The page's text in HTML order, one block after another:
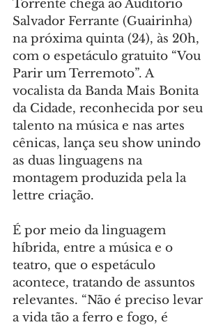
Torrente chega ao Auditório
Salvador Ferrante (Guairinha)
na próxima quinta (24), às 20h,
com o espetáculo gratuito “Vou
Parir um Terremoto”. A
vocalista da Banda Mais Bonita
da Cidade, reconhecida por seu
talento na música e nas artes
cênicas, lança seu show unindo
as duas linguagens na
montagem produzida pela la
lettre criação.
É por meio da linguagem
híbrida, entre a música e o
teatro, que o espetáculo
acontece, tratando de assuntos
relevantes. “Não é preciso levar
a vida tão a ferro e fogo, é